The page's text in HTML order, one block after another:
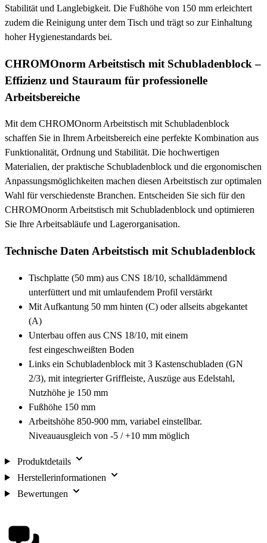
Stabilität und Langlebigkeit. Die Fußhöhe von 150 mm erleichtert
zudem die Reinigung unter dem Tisch und trägt so zur Einhaltung
hoher Hygienestandards bei.
CHROMOnorm Arbeitstisch mit Schubladenblock –
Effizienz und Stauraum für professionelle
Arbeitsbereiche
Mit dem CHROMOnorm Arbeitstisch mit Schubladenblock
schaffen Sie in Ihrem Arbeitsbereich eine perfekte Kombination aus
Funktionalität, Ordnung und Stabilität. Die hochwertigen
Materialien, der praktische Schubladenblock und die ergonomischen
Anpassungsmöglichkeiten machen diesen Arbeitstisch zur optimalen
Wahl für verschiedenste Branchen. Entscheiden Sie sich für den
CHROMOnorm Arbeitstisch mit Schubladenblock und optimieren
Sie Ihre Arbeitsabläufe und Lagerorganisation.
Technische Daten Arbeitstisch mit Schubladenblock
Tischplatte (50 mm) aus CNS 18/10, schalldämmend
unterfüttert und mit umlaufendem Profil verstärkt
Mit Aufkantung 50 mm hinten (C) oder allseits abgekantet
(A)
Unterbau offen aus CNS 18/10, mit einem
fest eingeschweißten Boden
Links ein Schubladenblock mit 3 Kastenschubladen (GN
2/3), mit integrierter Griffleiste, Auszüge aus Edelstahl,
Nutzhöhe je 150 mm
Fußhöhe 150 mm
Arbeitshöhe 850-900 mm, variabel einstellbar.
Niveauausgleich von -5 / +10 mm möglich
Produktdetails
Herstellerinformationen
Bewertungen